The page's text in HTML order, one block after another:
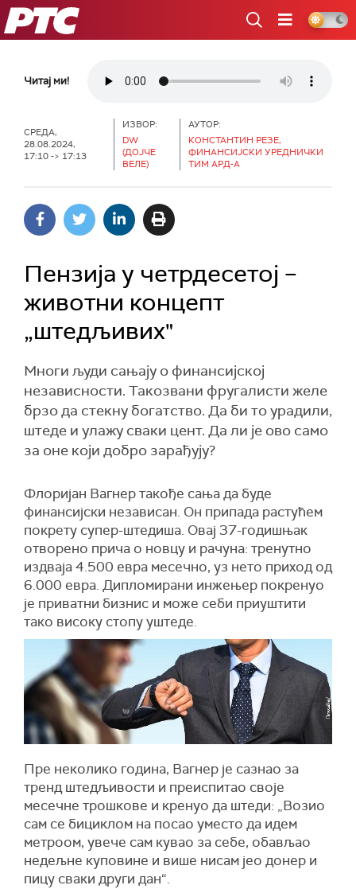
РТС
Читај ми!
СРЕДА,
28.08.2024,
17:10 -> 17:13
ИЗВОР:
DW
(ДОЈЧЕ
ВЕЛЕ)
АУТОР:
КОНСТАНТИН РЕЗЕ,
ФИНАНСИЈСКИ УРЕДНИЧКИ
ТИМ АРД-А
Пензија у четрдесетој –
животни концепт
„штедљивих"
Многи људи сањају о финансијској
независности. Такозвани фругалисти желе
брзо да стекну богатство. Да би то урадили,
штеде и улажу сваки цент. Да ли је ово само
за оне који добро зарађују?
Флоријан Вагнер такође сања да буде
финансијски независан. Он припада растућем
покрету супер-штедиша. Овај 37-годишњак
отворено прича о новцу и рачуна: тренутно
издваја 4.500 евра месечно, уз нето приход од
6.000 евра. Дипломирани инжењер покренуо
је приватни бизнис и може себи приуштити
тако високу стопу уштеде.
Пре неколико година, Вагнер је сазнао за
тренд штедљивости и преиспитао своје
месечне трошкове и кренуо да штеди: „Возио
сам се бициклом на посао уместо да идем
метроом, увече сам кувао за себе, обављао
недељне куповине и више нисам јео донер и
пицу сваки други дан“.